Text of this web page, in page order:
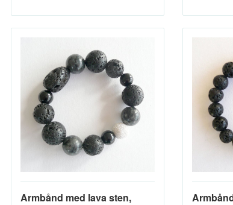
Armbånd med lava sten,